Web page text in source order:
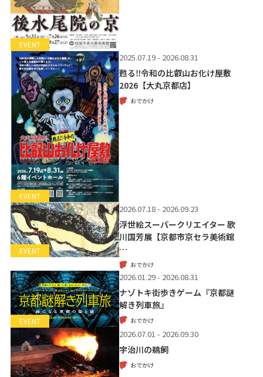
EVENT
EVENT
2025.07.19 - 2026.08.31
甦る‼令和の比叡山お化け屋敷
2026【大丸京都店】
おでかけ
EVENT
2026.07.18 - 2026.09.23
浮世絵スーパークリエイター 歌
川国芳展【京都市京セラ美術館
…
おでかけ
EVENT
2026.01.29 - 2026.08.31
ナゾトキ街歩きゲーム『京都謎
解き列車旅』
おでかけ
2026.07.01 - 2026.09.30
宇治川の鵜飼
おでかけ